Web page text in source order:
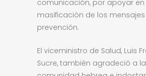
comunicación, por apoyar en
masificación de los
prevención.
El viceministro de Salud, Luis
Sucre, también agradeció a la